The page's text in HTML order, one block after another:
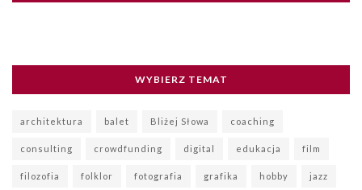
WYBIERZ TEMAT
architektura balet Bliżej Słowa coaching
consulting crowdfunding digital edukacja film
filozofia folklor fotografia grafika hobby jazz